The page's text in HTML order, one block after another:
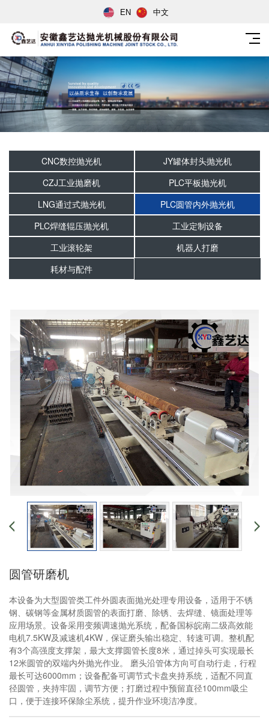
EN 中文
CNC数控抛光机
JY罐体封头抛光机
CZJ工业抛磨机
PLC平板抛光机
LNG通过式抛光机
PLC圆管内外抛光机
PLC焊缝辊压抛光机
工业定制设备
工业滚轮架
机器人打磨
耗材与配件
圆管研磨机
本设备为大型圆管类工件外圆表面抛光处理专用设备，适用于不锈
钢、碳钢等金属材质圆管的表面打磨、除锈、去焊缝、镜面处理等
应用场景。设备采用变频调速抛光系统，配备国标皖南二级高效能
电机7.5KW及减速机4KW，保证磨头输出稳定、转速可调。整机配
有3个高强度支撑架，最大支撑圆管长度8米，通过掉头可实现最长
12米圆管的双端内外抛光作业。 磨头沿管体方向可自动行走，行程
最长可达6000mm；设备配备可调节式卡盘夹持系统，适配不同直
径圆管，夹持牢固，调节方便；打磨过程中预留直径100mm吸尘
口，便于连接环保除尘系统，提升作业环境洁净度。